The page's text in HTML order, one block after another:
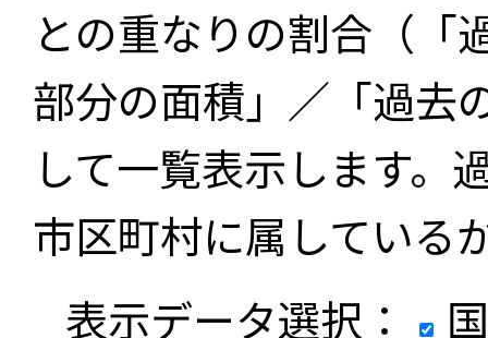
との重なりの割合（「
部分の面積」／「過去
して一覧表示します。
市区町村に属している
表示データ選択：